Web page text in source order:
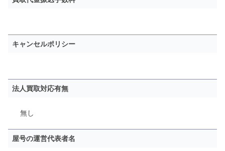
キャンセルポリシー
法人買取対応有無
無し
屋号の運営代表者名